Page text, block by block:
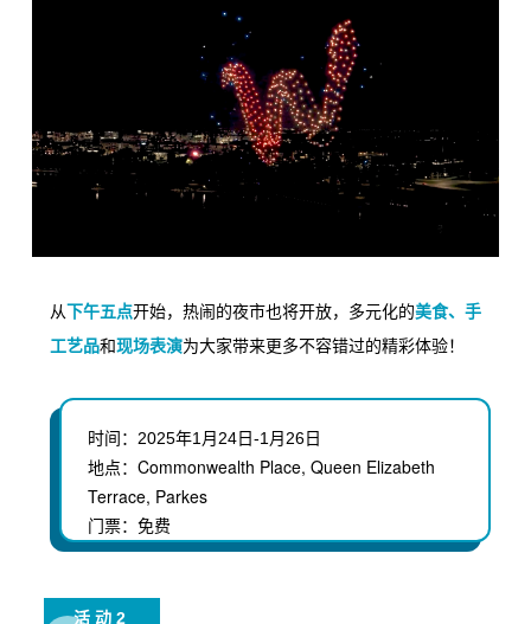
从下午五点开始，热闹的夜市也将开放，多元化的美食、手
工艺品和现场表演为大家带来更多不容错过的精彩体验！
时间： 2025年1月24日-1月26日
地点： Commonwealth Place, Queen Elizabeth
Terrace, Parkes
门票：免费
活动2